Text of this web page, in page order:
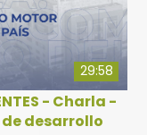
29:58
- Charla -
desarrollo